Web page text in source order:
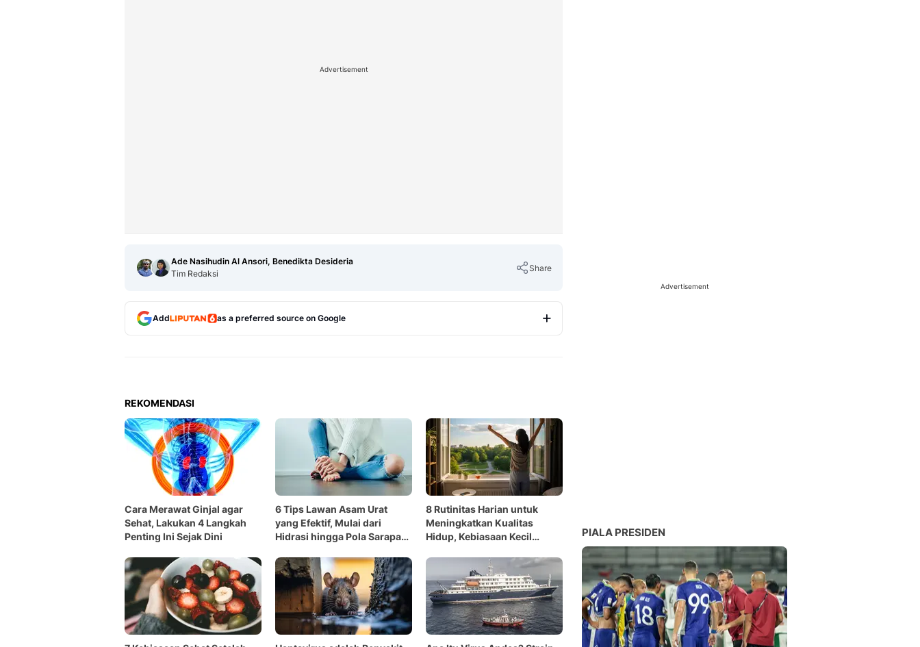
Advertisement
Ade Nasihudin Al Ansori, Benedikta Desideria
Tim Redaksi
Share
Add as a preferred source on Google
REKOMENDASI
Cara Merawat Ginjal agar
Sehat, Lakukan 4 Langkah
Penting Ini Sejak Dini
6 Tips Lawan Asam Urat
yang Efektif, Mulai dari
Hidrasi hingga Pola Sarapan
8 Rutinitas Harian untuk
Meningkatkan Kualitas
Hidup, Kebiasaan Kecil
Advertisement
PIALA PRESIDEN